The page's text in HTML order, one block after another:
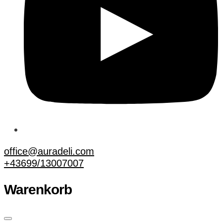
office@auradeli.com
+43699/13007007
Warenkorb